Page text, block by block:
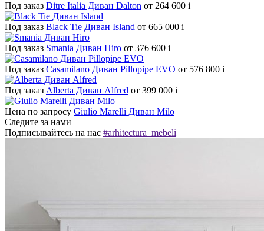
Под заказ Ditre Italia Диван Dalton от 264 600 i
Под заказ Black Tie Диван Island от 665 000 i
Под заказ Smania Диван Hiro от 376 600 i
Под заказ Casamilano Диван Pillopipe EVO от 576 800 i
Под заказ Alberta Диван Alfred от 399 000 i
Цена по запросу Giulio Marelli Диван Milo
Следите за нами
Подписывайтесь на нас #arhitectura_mebeli